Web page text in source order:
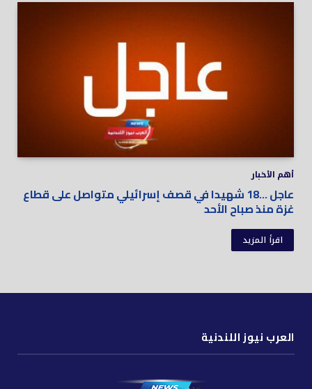
أهم الأخبار
عاجل …18 شهيدا في قصف إسرائيلي متواصل على قطاع
غزة منذ صباح الأحد
اقرأ المزيد
العرب نيوز اللندنية